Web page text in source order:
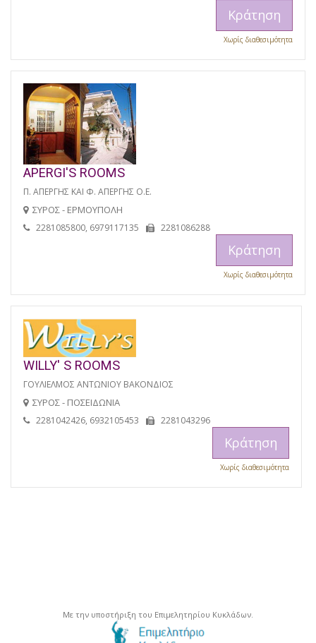
Κράτηση
Χωρίς διαθεσιμότητα
APERGI'S ROOMS
Π. ΑΠΕΡΓΗΣ ΚΑΙ Φ. ΑΠΕΡΓΗΣ Ο.Ε.
ΣΥΡΟΣ - ΕΡΜΟΥΠΟΛΗ
2281085800, 6979117135 2281086288
Κράτηση
Χωρίς διαθεσιμότητα
WILLY' S ROOMS
ΓΟΥΛΙΕΛΜΟΣ ΑΝΤΩΝΙΟΥ ΒΑΚΟΝΔΙΟΣ
ΣΥΡΟΣ - ΠΟΣΕΙΔΩΝΙΑ
2281042426, 6932105453 2281043296
Κράτηση
Χωρίς διαθεσιμότητα
Με την υποστήριξη του Επιμελητηρίου Κυκλάδων.